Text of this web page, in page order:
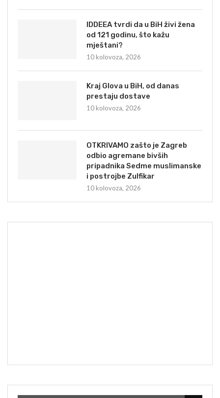
IDDEEA tvrdi da u BiH živi žena
od 121 godinu, što kažu
mještani?
10 kolovoza, 2026
Kraj Glova u BiH, od danas
prestaju dostave
10 kolovoza, 2026
OTKRIVAMO zašto je Zagreb
odbio agremane bivših
pripadnika Sedme muslimanske
i postrojbe Zulfikar
10 kolovoza, 2026